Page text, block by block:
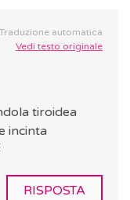
Traduzione automatica
Vedi testo originale
tiroidea
incinta
RISPOSTA